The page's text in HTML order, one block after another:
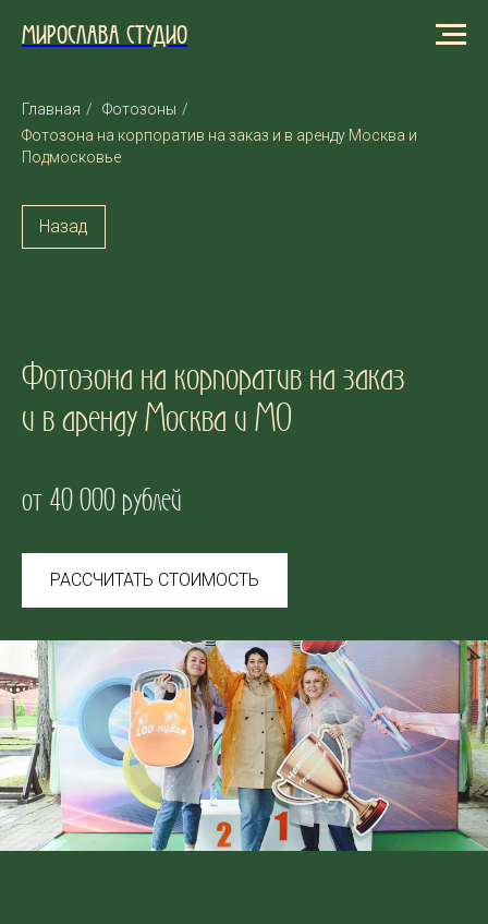
МИРОСЛАВА СТУДИО
Главная / Фотозоны /
Фотозона на корпоратив на заказ и в аренду Москва и
Подмосковье
Назад
Фотозона на корпоратив на заказ
и в аренду Москва и МО
от 40 000 рублей
РАССЧИТАТЬ СТОИМОСТЬ